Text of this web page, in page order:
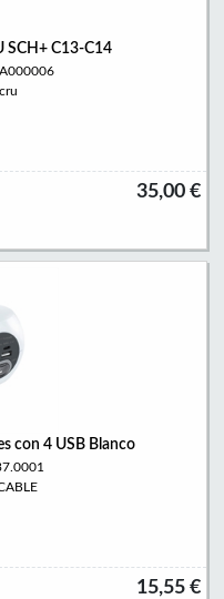
SCH+ C13-C14
35,00 €
con 4 USB Blanco
15,55 €